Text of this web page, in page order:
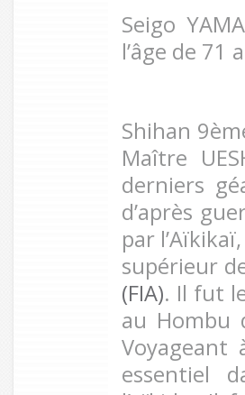
Seigo
l’âge de
Shihan
Maître
derniers
d’après
par
supérieur
(FIA). Il fut
au Hombu
essentiel